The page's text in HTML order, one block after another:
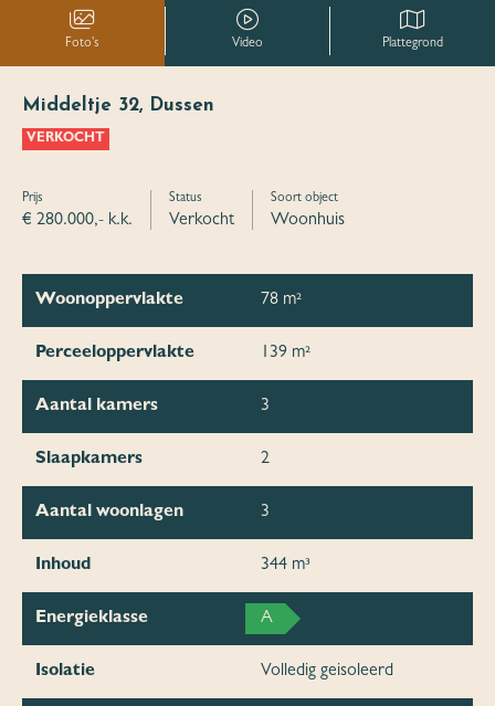
Foto's Video Plattegrond
Middeltje 32, Dussen
VERKOCHT
Prijs
€ 280.000,- k.k.
Status
Verkocht
Soort object
Woonhuis
Woonoppervlakte 78 m²
Perceeloppervlakte 139 m²
Aantal kamers 3
Slaapkamers 2
Aantal woonlagen 3
Inhoud 344 m³
Energieklasse A
Isolatie Volledig geisoleerd